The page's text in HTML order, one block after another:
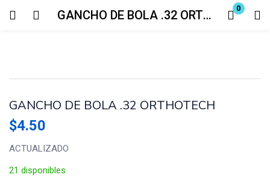
GANCHO DE BOLA .32 ORTHOTECH 0
Login
GANCHO DE BOLA .32 ORTHOTECH
$4.50
ACTUALIZADO
21 disponibles